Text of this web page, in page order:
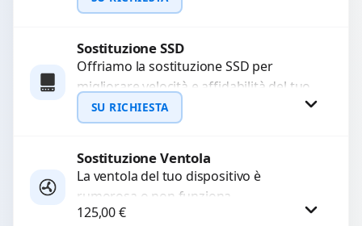
configurazione...
Richiedi Preventivo
WhatsApp
Sostituzione SSD
Offriamo la sostituzione SSD per
migliorare velocità e affidabilità del tuo
dispositivo. In caso di
malfunzionamento, recuperiamo i dati
SU RICHIESTA
Richiedi Preventivo
Sostituzione Ventola
La ventola del tuo dispositivo è
rumorosa o non funziona
correttamente? Offriamo la sostituzione
125,00€